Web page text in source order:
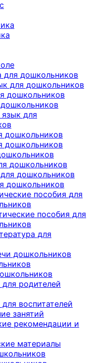
для дошкольников
для дошкольников
дошкольников
для
дошкольников
дошкольников
дошкольников
дошкольников
дошкольников
пособия для
пособия для
для
дошкольников
родителей
воспитателей
занятий
рекомендации и
материалы